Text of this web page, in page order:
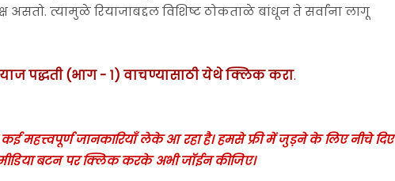
असतो. त्यामुळे रियाजाबद्दल विशिष्ट ठोकताळे बांधून ते सर्वांना लागू
पद्धती (भाग - १) वाचण्यासाठी येथेक्लिक करा.
जानकारियाँ लेके आ रहा है। हमसे फ्री में जुड़ने के लिए नीचे दिए
बटन पर क्लिक करके अभी जॉईन कीजिए।